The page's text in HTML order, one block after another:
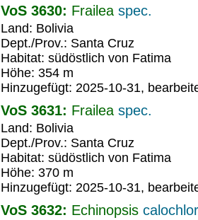
VoS 3630: Frailea spec.
Land: Bolivia
Dept./Prov.: Santa Cruz
Habitat: südöstlich von Fatima
Höhe: 354 m
Hinzugefügt: 2025-10-31,
VoS 3631: Frailea spec.
Land: Bolivia
Dept./Prov.: Santa Cruz
Habitat: südöstlich von Fatima
Höhe: 370 m
Hinzugefügt: 2025-10-31,
VoS 3632: Echinopsis